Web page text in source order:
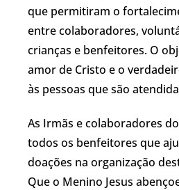
que permitiram o
entre colaboradores,
crianças e benfeitores. O
amor de Cristo e o
às pessoas que são
As Irmãs e colaboradores
todos os benfeitores que
doações na organização
Que o Menino Jesus